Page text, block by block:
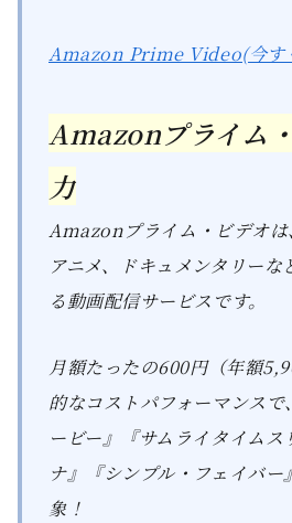
Amazon Prime Video(今す
Amazonプライム
力
Amazonプライム・ビデオは
アニメ、ドキュメンタリー
る動画配信サービスです。
月額たったの600円（年額
的なコストパフォーマンス
ービー』『サムライタイム
ナ』『シンプル・フェイバ
象！